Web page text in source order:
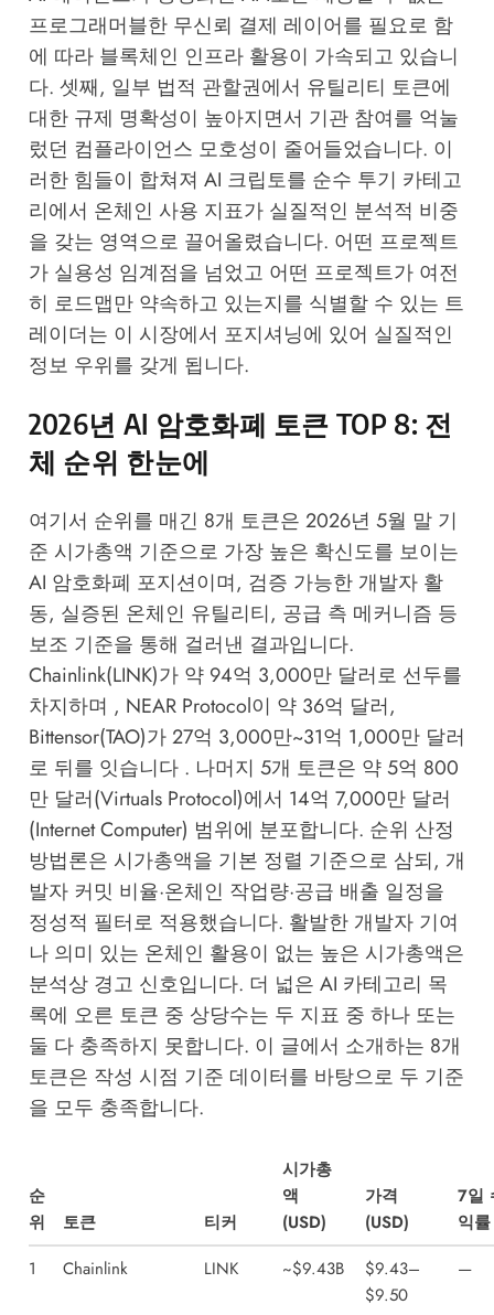
프로그래머블한 무신뢰 결제 레이어를 필요로 함
에 따라 블록체인 인프라 활용이 가속되고 있습니
다. 셋째, 일부 법적 관할권에서 유틸리티 토큰에
대한 규제 명확성이 높아지면서 기관 참여를 억눌
렀던 컴플라이언스 모호성이 줄어들었습니다. 이
러한 힘들이 합쳐져 AI 크립토를 순수 투기 카테고
리에서 온체인 사용 지표가 실질적인 분석적 비중
을 갖는 영역으로 끌어올렸습니다. 어떤 프로젝트
가 실용성 임계점을 넘었고 어떤 프로젝트가 여전
히 로드맵만 약속하고 있는지를 식별할 수 있는 트
레이더는 이 시장에서 포지셔닝에 있어 실질적인
정보 우위를 갖게 됩니다.
2026년 AI 암호화폐 토큰 TOP 8: 전
체 순위 한눈에
여기서 순위를 매긴 8개 토큰은 2026년 5월 말 기
준 시가총액 기준으로 가장 높은 확신도를 보이는
AI 암호화폐 포지션이며, 검증 가능한 개발자 활
동, 실증된 온체인 유틸리티, 공급 측 메커니즘 등
보조 기준을 통해 걸러낸 결과입니다.
Chainlink(LINK)가 약 94억 3,000만 달러로 선두를
차지하며 , NEAR Protocol이 약 36억 달러,
Bittensor(TAO)가 27억 3,000만~31억 1,000만 달러
로 뒤를 잇습니다 . 나머지 5개 토큰은 약 5억 800
만 달러(Virtuals Protocol)에서 14억 7,000만 달러
(Internet Computer) 범위에 분포합니다. 순위 산정
방법론은 시가총액을 기본 정렬 기준으로 삼되, 개
발자 커밋 비율·온체인 작업량·공급 배출 일정을
정성적 필터로 적용했습니다. 활발한 개발자 기여
나 의미 있는 온체인 활용이 없는 높은 시가총액은
분석상 경고 신호입니다. 더 넓은 AI 카테고리 목
록에 오른 토큰 중 상당수는 두 지표 중 하나 또는
둘 다 충족하지 못합니다. 이 글에서 소개하는 8개
토큰은 작성 시점 기준 데이터를 바탕으로 두 기준
을 모두 충족합니다.
순
위
토큰 티커
시가총
액
(USD)
가격
(USD)
7일
익률
1
Chainlink LINK ~$9.43B
$9.43–
$9.50
—